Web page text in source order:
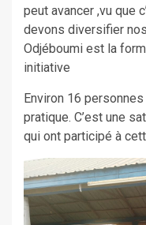
peut avancer ,vu que
devons diversifier
Odjéboumi est la
initiative
Environ 16
pratique. C’est une
qui ont participé à